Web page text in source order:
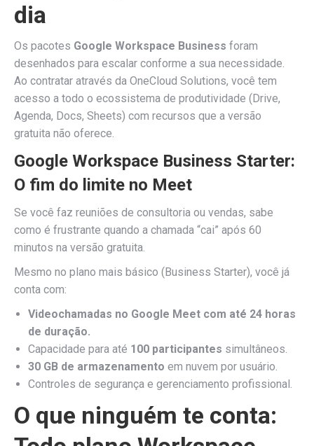
dia
Os pacotes Google Workspace Business foram
desenhados para escalar conforme a sua necessidade.
Ao contratar através da OneCloud Solutions, você tem
acesso a todo o ecossistema de produtividade (Drive,
Agenda, Docs, Sheets) com recursos que a versão
gratuita não oferece.
Google Workspace Business Starter:
O fim do limite no Meet
Se você faz reuniões de consultoria ou vendas, sabe
como é frustrante quando a chamada “cai” após 60
minutos na versão gratuita.
Mesmo no plano mais básico (Business Starter), você já
conta com:
Videochamadas no Google Meet com até 24 horas
de duração.
Capacidade para até 100 participantes simultâneos.
30 GB de armazenamento em nuvem por usuário.
Controles de segurança e gerenciamento profissional.
O que ninguém te conta: